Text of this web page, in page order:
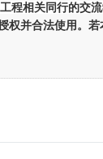
程相关同行的交
权并合法使用。